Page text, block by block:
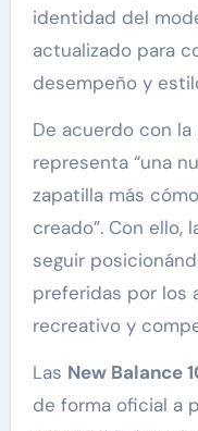
identidad del
actualizado para
desempeño y
De acuerdo con
representa “una
zapatilla más
creado”. Con ello,
seguir
preferidas por los
recreativo y
Las New Balance
de forma oficial a